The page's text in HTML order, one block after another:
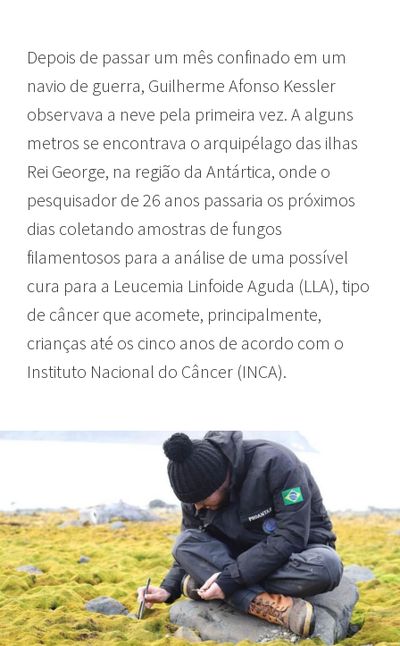
Depois de passar um mês confinado em um
navio de guerra, Guilherme Afonso Kessler
observava a neve pela primeira vez. A alguns
metros se encontrava o arquipélago das ilhas
Rei George, na região da Antártica, onde o
pesquisador de 26 anos passaria os próximos
dias coletando amostras de fungos
filamentosos para a análise de uma possível
cura para a Leucemia Linfoide Aguda (LLA), tipo
de câncer que acomete, principalmente,
crianças até os cinco anos de acordo com o
Instituto Nacional do Câncer (INCA).